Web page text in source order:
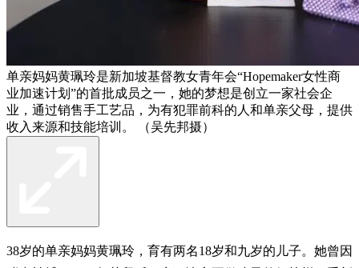
单亲妈妈黄珮玲是新加坡基督教女青年会“Hopemaker女性商
业加速计划”的首批成员之一，她的梦想是创立一家社会企
业，通过销售手工艺品，为有犯罪前科的人和单亲父母，提供
收入来源和技能培训。 （吴先邦摄）
38岁的单亲妈妈黄珮玲，育有两名18岁和九岁的儿子。她曾因